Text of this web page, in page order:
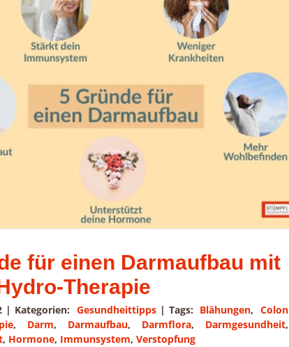
für einen Darmaufbau mit
Therapie
| Kategorien: Gesundheittipps | Tags: Blähungen,Colon
, Darm, Darmaufbau, Darmflora, Darmgesundheit,
, Hormone, Immunsystem, Verstopfung